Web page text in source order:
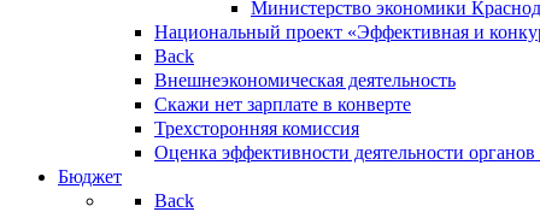
Министерство экономики
Национальный проект «Эффективная и
Back
Внешнеэкономическая деятельность
Скажи нет зарплате в конверте
Трехсторонняя комиссия
Оценка эффективности деятельности
Бюджет
Back